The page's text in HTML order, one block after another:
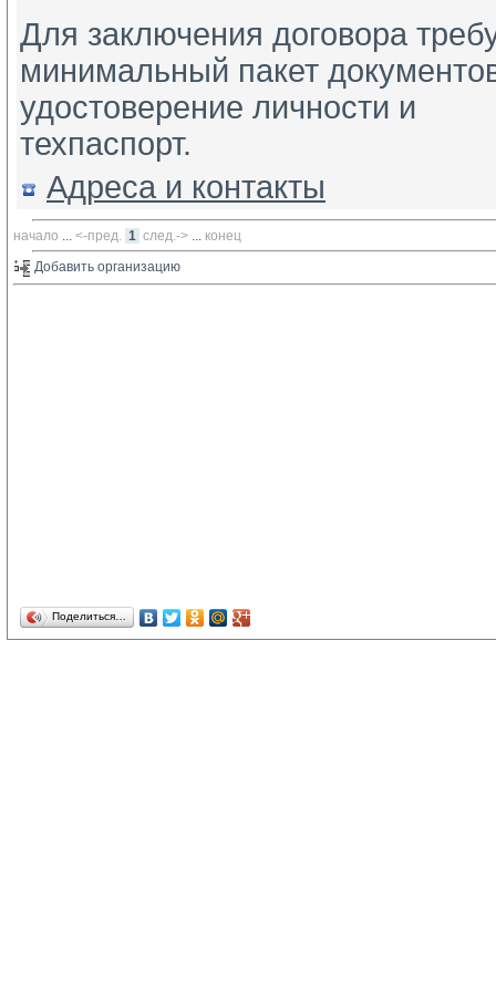
Для заключения договора
минимальный пакет
удостоверение личности и
техпаспорт.
Адреса и контакты
начало ... <-пред. 1 след.-> ... конец
Добавить организацию
Поделиться…